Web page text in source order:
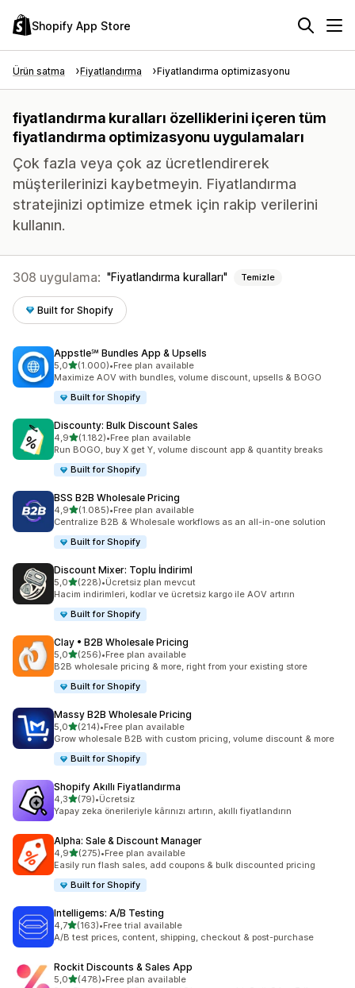
Shopify App Store
Ürün satma Fiyatlandırma Fiyatlandırma optimizasyonu
fiyatlandırma kuralları özelliklerini içeren tüm
fiyatlandırma optimizasyonu uygulamaları
Çok fazla veya çok az ücretlendirerek
müşterilerinizi kaybetmeyin. Fiyatlandırma
stratejinizi optimize etmek için rakip verilerini
kullanın.
308 uygulama: Fiyatlandırma kuralları Temizle
Built for Shopify
Appstle℠ Bundles App & Upsells
5,05 yıldız üzerinden
(1.000)
toplam 1000 değerlendirme
•Free plan available
Maximize AOV with bundles, volume discount, upsells & BOGO
Built for Shopify
Discounty: Bulk Discount Sales
4,95 yıldız üzerinden
(1.182)
toplam 1182 değerlendirme
•Free plan available
Run BOGO, buy X get Y, volume discount app & quantity breaks
Built for Shopify
BSS B2B Wholesale Pricing
4,95 yıldız üzerinden
(1.085)
toplam 1085 değerlendirme
•Free plan available
Centralize B2B & Wholesale workflows as an all-in-one solution
Built for Shopify
Discount Mixer: Toplu İndiriml
5,05 yıldız üzerinden
(228)
toplam 228 değerlendirme
•Ücretsiz plan mevcut
Hacim indirimleri, kodlar ve ücretsiz kargo ile AOV artırın
Built for Shopify
Clay • B2B Wholesale Pricing
5,05 yıldız üzerinden
(256)
toplam 256 değerlendirme
•Free plan available
B2B wholesale pricing & more, right from your existing store
Built for Shopify
Massy B2B Wholesale Pricing
5,05 yıldız üzerinden
(214)
toplam 214 değerlendirme
•Free plan available
Grow wholesale B2B with custom pricing, volume discount & more
Built for Shopify
Shopify Akıllı Fiyatlandırma
4,35 yıldız üzerinden
(79)
toplam 79 değerlendirme
•Ücretsiz
Yapay zeka önerileriyle kârınızı artırın, akıllı fiyatlandırın
Alpha: Sale & Discount Manager
4,95 yıldız üzerinden
(275)
toplam 275 değerlendirme
•Free plan available
Easily run flash sales, add coupons & bulk discounted pricing
Built for Shopify
Intelligems: A/B Testing
4,75 yıldız üzerinden
(163)
toplam 163 değerlendirme
•Free trial available
A/B test prices, content, shipping, checkout & post-purchase
Rockit Discounts & Sales App
5,05 yıldız üzerinden
(478)
toplam 478 değerlendirme
•Free plan available